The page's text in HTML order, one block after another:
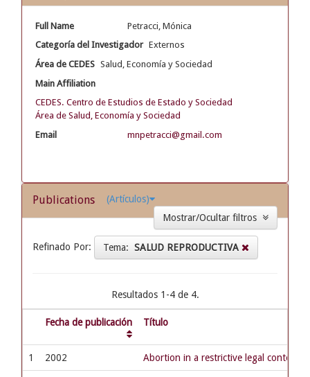
Full Name
Petracci, Mónica
Categoría del Investigador Externos
Área de CEDES Salud, Economía y Sociedad
Main Affiliation
CEDES. Centro de Estudios de Estado y Sociedad
Área de Salud, Economía y Sociedad
Email
mnpetracci@gmail.com
Publications
(Artículos)
Refinado Por: Tema: SALUD REPRODUCTIVA
Resultados 1-4 de 4.
Fecha de publicación Título
1 2002 Abortion in a restrictive legal context: